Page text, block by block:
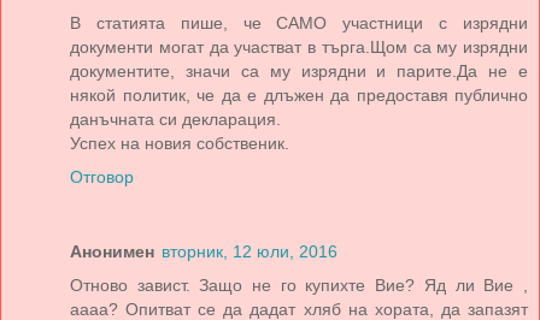
В статията пише, че САМО участници с изрядни
документи могат да участват в търга.Щом са му изрядни
документите, значи са му изрядни и парите.Да не е
някой политик, че да е длъжен да предоставя публично
данъчната си декларация.
Успех на новия собственик.
Отговор
Анонимен вторник, 12 юли, 2016
Отново завист. Защо не го купихте Вие? Яд ли Вие ,
аааа? Опитват се да дадат хляб на хората, да запазят